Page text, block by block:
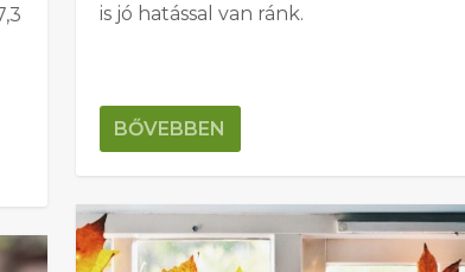
is jó hatással van ránk.
BŐVEBBEN